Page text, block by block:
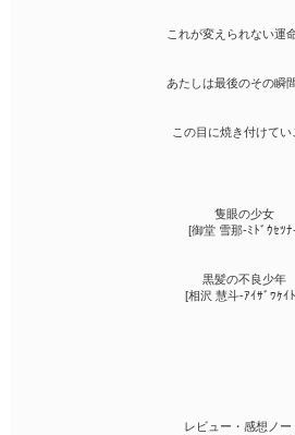
これが変えられない運
あたしは最後のその瞬
この目に焼き付けてい
隻眼の少女
[御堂 雪那-ﾐﾄﾞｳｾﾂﾅ
黒髪の不良少年
[相沢 慧斗-ｱｲｻﾞﾜｹｲ
レビュー・感想ノー